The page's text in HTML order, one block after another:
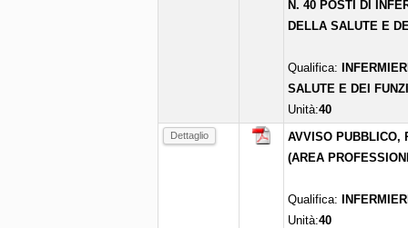
N. 40 POSTI DI
DELLA SALUTE E
Qualifica:
SALUTE E DEI
Unità:40
Dettaglio
AVVISO PUBBLICO,
(AREA
Qualifica:
Unità:40